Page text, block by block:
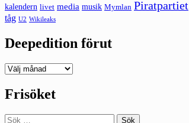
kalendern livet media musik Mymlan Piratpartiet
tåg U2 Wikileaks
Deepedition förut
Deepedition
Frisöket
Sök